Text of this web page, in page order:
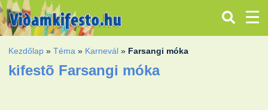
Kezdőlap »Téma » Karnevál » Farsangi móka
kifestõ Farsangi móka